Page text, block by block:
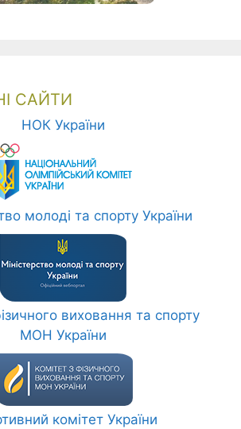
САЙТИ
НОК України
молоді та спорту України
виховання та спорту
МОН України
комітет України